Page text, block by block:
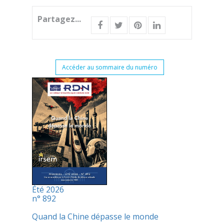
Partagez...
Accéder au sommaire du numéro
Été 2026
n° 892
Quand la Chine dépasse le monde